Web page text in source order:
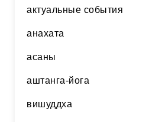
актуальные события
анахата
асаны
аштанга-йога
вишуддха